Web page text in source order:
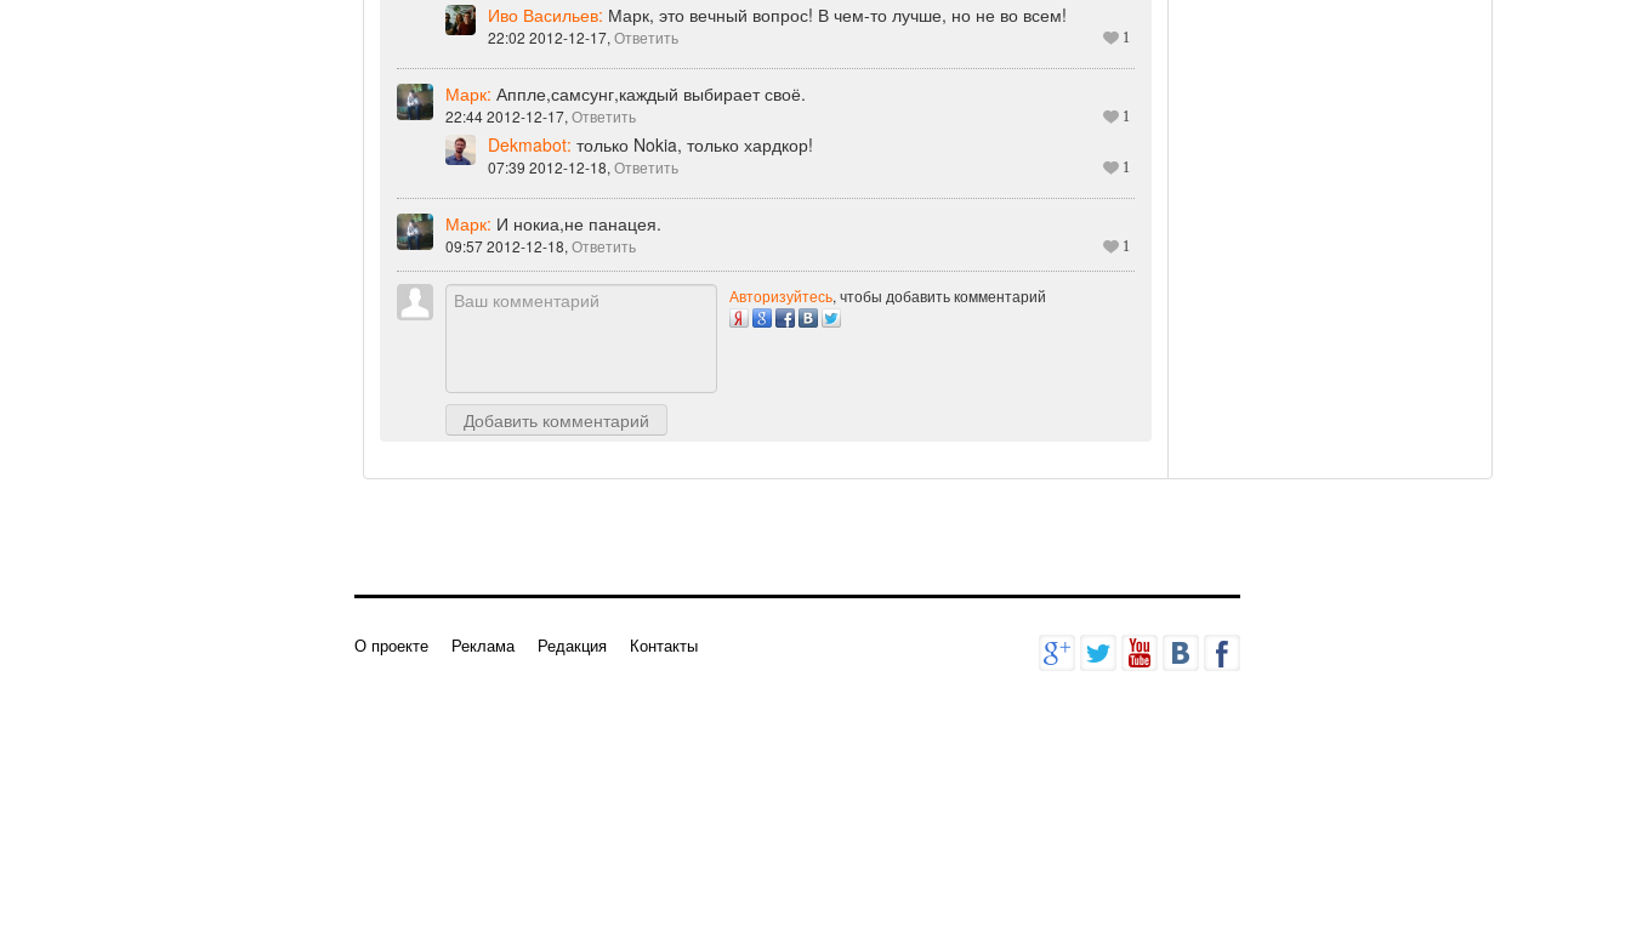
Иво Васильев: Марк, это вечный вопрос! В чем-то лучше, но не во всем!
1
22:02 2012-12-17, Ответить
Марк: Аппле,самсунг,каждый выбирает своё.
1
22:44 2012-12-17, Ответить
Dekmabot: только Nokia, только хардкор!
1
07:39 2012-12-18, Ответить
Марк: И нокиа,не панацея.
1
09:57 2012-12-18, Ответить
Добавить комментарий
Авторизуйтесь, чтобы добавить комментарий
О проекте Реклама Редакция Контакты